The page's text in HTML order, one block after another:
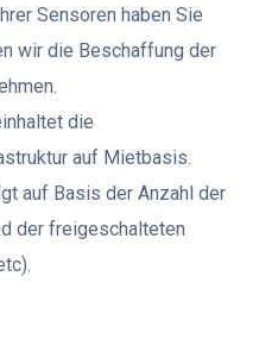
Sensoren haben Sie
wir die Beschaffung der
die
auf Mietbasis.
auf Basis der Anzahl der
der freigeschalteten